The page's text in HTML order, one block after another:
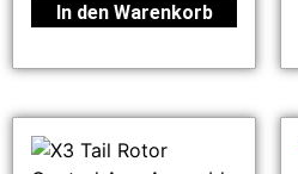
In den Warenkorb